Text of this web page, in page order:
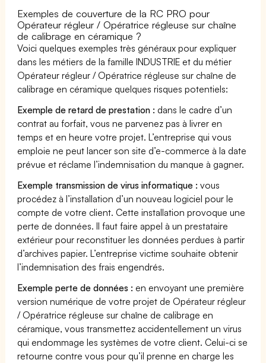
Exemples de couverture de la RC PRO pour
Opérateur régleur / Opératrice régleuse sur chaîne
de calibrage en céramique ?
Voici quelques exemples très généraux pour expliquer
dans les métiers de la famille INDUSTRIE et du métier
Opérateur régleur / Opératrice régleuse sur chaîne de
calibrage en céramique quelques risques potentiels:
Exemple de retard de prestation : dans le cadre d’un
contrat au forfait, vous ne parvenez pas à livrer en
temps et en heure votre projet. L’entreprise qui vous
emploie ne peut lancer son site d’e-commerce à la date
prévue et réclame l’indemnisation du manque à gagner.
Exemple transmission de virus informatique : vous
procédez à l’installation d’un nouveau logiciel pour le
compte de votre client. Cette installation provoque une
perte de données. Il faut faire appel à un prestataire
extérieur pour reconstituer les données perdues à partir
d’archives papier. L’entreprise victime souhaite obtenir
l’indemnisation des frais engendrés.
Exemple perte de données : en envoyant une première
version numérique de votre projet de Opérateur régleur
/ Opératrice régleuse sur chaîne de calibrage en
céramique, vous transmettez accidentellement un virus
qui endommage les systèmes de votre client. Celui-ci se
retourne contre vous pour qu’il prenne en charge les